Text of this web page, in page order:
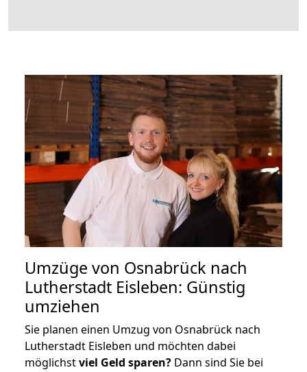
Umzüge von Osnabrück nach
Lutherstadt Eisleben: Günstig
umziehen
Sie planen einen Umzug von Osnabrück nach
Lutherstadt Eisleben und möchten dabei
möglichstviel Geld sparen? Dann sind Sie bei